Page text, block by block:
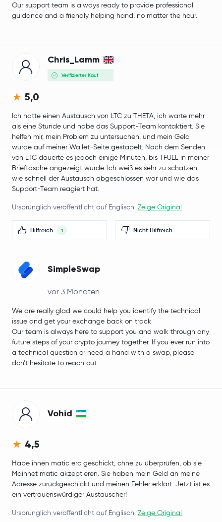
Our support team is always ready to provide professional
guidance and a friendly helping hand, no matter the hour.
Chris_Lamm
Verifizierter Kauf
5,0
Ich hatte einen Austausch von LTC zu THETA, ich warte mehr
als eine Stunde und habe das Support-Team kontaktiert. Sie
helfen mir, mein Problem zu untersuchen, und mein Geld
wurde auf meiner Wallet-Seite gestapelt. Nach dem Senden
von LTC dauerte es jedoch einige Minuten, bis TFUEL in meiner
Brieftasche angezeigt wurde. Ich weiß es sehr zu schätzen,
wie schnell der Austausch abgeschlossen war und wie das
Support-Team reagiert hat.
Ursprünglich veröffentlicht auf Englisch. Zeige Original
Hilfreich 1 Nicht Hilfreich
SimpleSwap
vor 3 Monaten
We are really glad we could help you identify the technical
issue and get your exchange back on track
Our team is always here to support you and walk through any
future steps of your crypto journey together. If you ever run into
a technical question or need a hand with a swap, please
don’t hesitate to reach out
Vohid
4,5
Habe ihnen matic erc geschickt, ohne zu überprüfen, ob sie
Mainnet matic akzeptieren. Sie haben mein Geld an meine
Adresse zurückgeschickt und meinen Fehler erklärt. Jetzt ist es
ein vertrauenswürdiger Austauscher!
Ursprünglich veröffentlicht auf Englisch. Zeige Original